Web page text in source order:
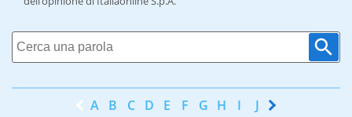
A B C D E F G H I J K